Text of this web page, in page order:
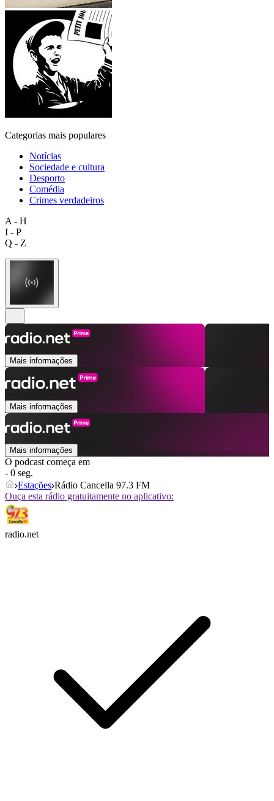
Categorias mais populares
Notícias
Sociedade e cultura
Desporto
Comédia
Crimes verdadeiros
A - H
I - P
Q - Z
Mais informações
Mais informações
Mais informações
O podcast começa em
- 0 seg.
Estações Rádio Cancella 97.3 FM
Ouça esta rádio gratuitamente no aplicativo:
radio.net